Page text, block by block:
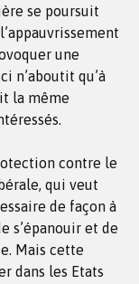
se poursuit
une
n’aboutit qu’à
la même
contre le
qui veut
de façon à
s’épanouir et de
Mais cette
dans les Etats